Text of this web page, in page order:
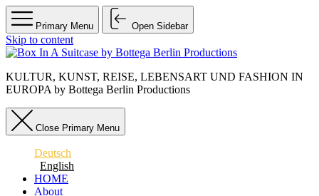
Primary Menu Open Sidebar
Skip to content
KULTUR, KUNST, REISE, LEBENSART UND FASHION IN
EUROPA by Bottega Berlin Productions
Close Primary Menu
Deutsch
English
HOME
About